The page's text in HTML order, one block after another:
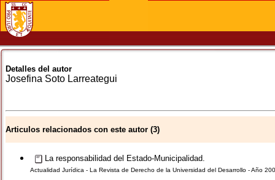
Detalles del autor
Josefina Soto Larreategui
Articulos relacionados con este autor (3)
La responsabilidad del Estado-Municipalidad.
Actualidad Jurídica - La Revista de Derecho de la Universidad del Desarrollo - Año